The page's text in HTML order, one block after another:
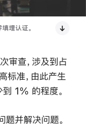
埋认证。
查，涉及到占
标准，由此产生
1% 的程度。
并解决问题。